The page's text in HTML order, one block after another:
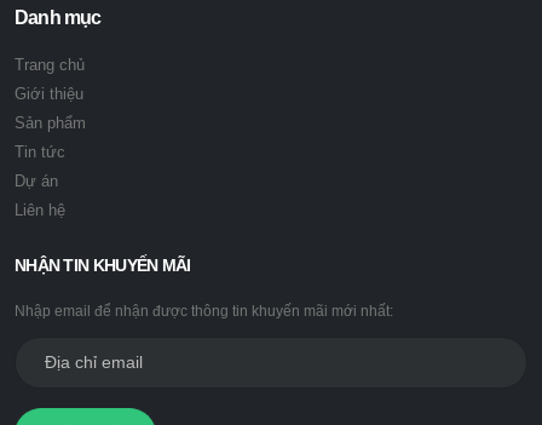
Danh mục
Trang chủ
Giới thiệu
Sản phẩm
Tin tức
Dự án
Liên hệ
NHẬN TIN KHUYẾN MÃI
Nhập email để nhận được thông tin khuyến mãi mới nhất: